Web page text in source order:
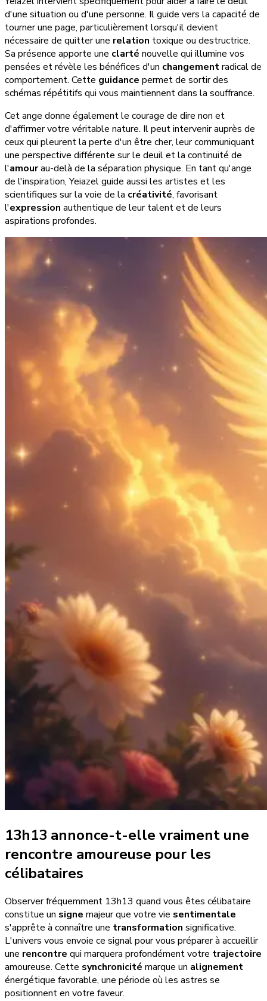
d'une situation ou d'une personne. Il guide vers la capacité de
tourner une page, particulièrement lorsqu'il devient
nécessaire de quitter une relation toxique ou destructrice.
Sa présence apporte une clarté nouvelle qui illumine vos
pensées et révèle les bénéfices d'un changementradical de
comportement. Cette guidance permet de sortir des
schémas répétitifs qui vous maintiennent dans la souffrance.
Cet ange donne également le courage de dire non et
d'affirmer votre véritable nature. Il peut intervenir auprès de
ceux qui pleurent la perte d'un être cher, leur communiquant
une perspective différente sur le deuil et la continuité de
l'amourau-delà de la séparation physique. En tant qu'ange
de l'inspiration, Yeiazel guide aussi les artistes et les
scientifiques sur la voie de la créativité, favorisant
l'expression authentique de leur talent et de leurs
aspirations profondes.
13h13 annonce-t-elle vraiment une
rencontre amoureuse pour les
célibataires
Observer fréquemment 13h13 quand vous êtes célibataire
constitue un signe majeur que votre vie sentimentale
s'apprête à connaître une transformation significative.
L'univers vous envoie ce signal pour vous préparer à accueillir
une rencontre qui marquera profondément votre trajectoire
amoureuse. Cette synchronicité marque un alignement
énergétique favorable, une période où les astres se
positionnent en votre faveur.